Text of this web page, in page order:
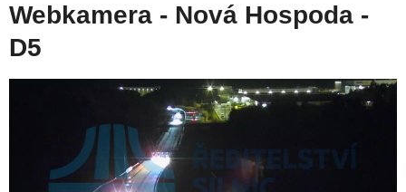
Webkamera - Nová Hospoda -
D5